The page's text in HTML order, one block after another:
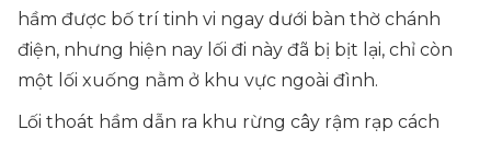
hầm được bố trí tinh vi ngay dưới bàn thờ chánh
điện, nhưng hiện nay lối đi này đã bị bịt lại, chỉ còn
một lối xuống nằm ở khu vực ngoài đình.
Lối thoát hầm dẫn ra khu rừng cây rậm rạp cách